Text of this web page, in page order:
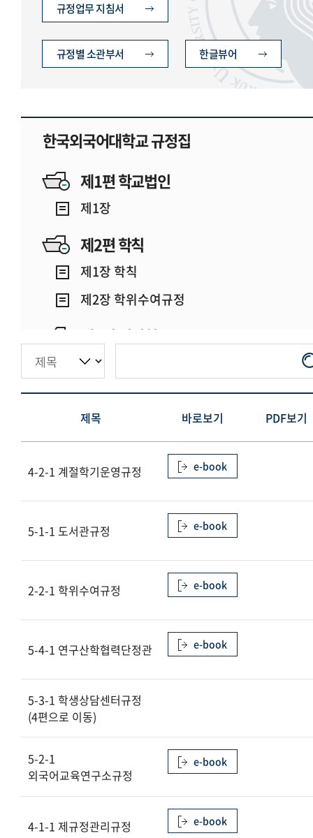
규정업무 지침서
규정별 소관부서 한글뷰어
한국외국어대학교 규정집
제1편 학교법인
제1장
제2편 학칙
제1장 학칙
제2장 학위수여규정
제3편 위원회
제1장
제4편 학사행정
제1장 일반행정
제3장 학생행정
제2장 부속연구기관
제3장 부설기관
제4장 산학협력기관
제5장 부속교육기관
제목 바로보기 PDF보기
4-2-1 계절학기운영규정 e-book
5-1-1 도서관규정 e-book
2-2-1 학위수여규정 e-book
5-4-1 연구산학협력단정관 e-book
5-3-1 학생상담센터규정
(4편으로 이동)
5-2-1
외국어교육연구소규정
e-book
4-1-1 제규정관리규정 e-book